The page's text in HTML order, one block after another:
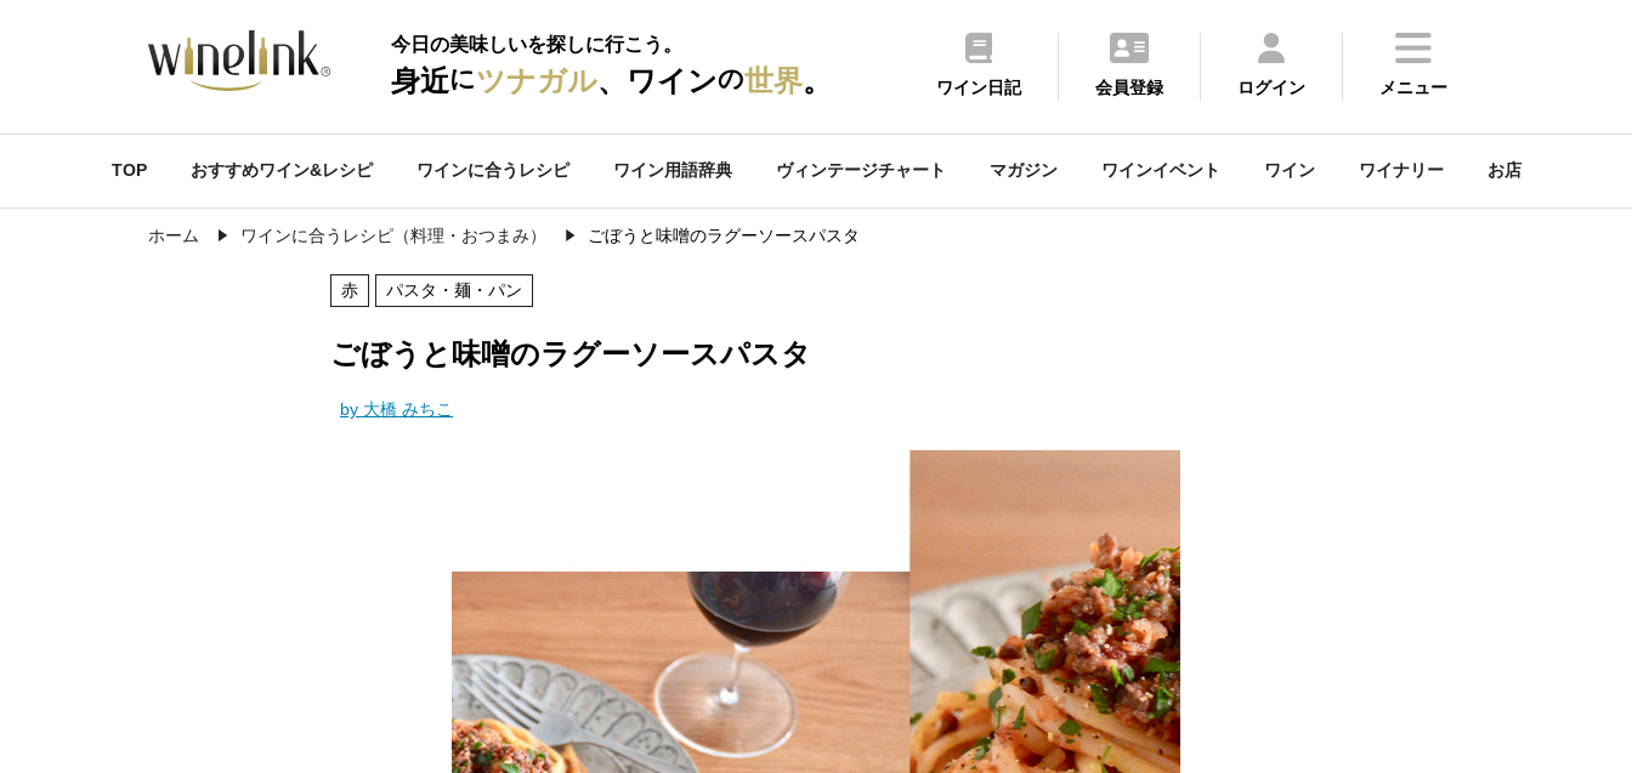
今日の美味しいを探しに行こう。
身近にツナガル、ワインの世界。 ワイン日記 会員登録 ログイン メニュー
TOP おすすめワイン&レシピ ワインに合うレシピ ワイン用語辞典 ヴィンテージチャート マガジン ワインイベント ワイン ワイナリー お店
ホーム ワインに合うレシピ（料理・おつまみ） ごぼうと味噌のラグーソースパスタ
赤 パスタ・麺・パン
ごぼうと味噌のラグーソースパスタ
by 大橋 みちこ